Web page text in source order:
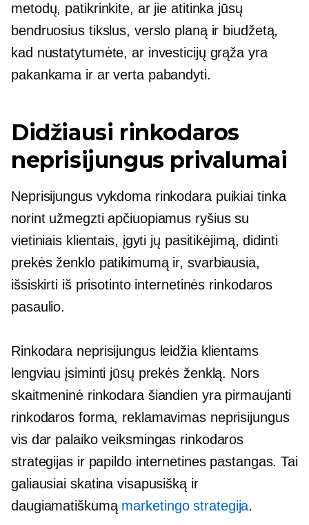
metodų, patikrinkite, ar jie atitinka jūsų
bendruosius tikslus, verslo planą ir biudžetą,
kad nustatytumėte, ar investicijų grąža yra
pakankama ir ar verta pabandyti.
Didžiausi rinkodaros
neprisijungus privalumai
Neprisijungus vykdoma rinkodara puikiai tinka
norint užmegzti apčiuopiamus ryšius su
vietiniais klientais, įgyti jų pasitikėjimą, didinti
prekės ženklo patikimumą ir, svarbiausia,
išsiskirti iš prisotinto internetinės rinkodaros
pasaulio.
Rinkodara neprisijungus leidžia klientams
lengviau įsiminti jūsų prekės ženklą. Nors
skaitmeninė rinkodara šiandien yra pirmaujanti
rinkodaros forma, reklamavimas neprisijungus
vis dar palaiko veiksmingas rinkodaros
strategijas ir papildo internetines pastangas. Tai
galiausiai skatina visapusišką ir
daugiamatiškumą marketingo strategija.